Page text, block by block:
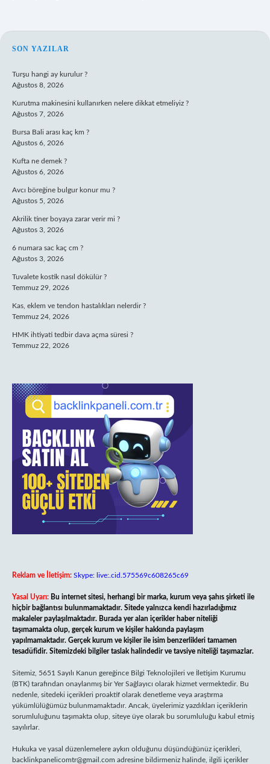
SIDEBAR
SON YAZILAR
Turşu hangi ay kurulur ?
Ağustos 8, 2026
Kurutma makinesini kullanırken nelere dikkat etmeliyiz ?
Ağustos 7, 2026
Bursa Bali arası kaç km ?
Ağustos 6, 2026
Kufta ne demek ?
Ağustos 6, 2026
Avcı böreğine bulgur konur mu ?
Ağustos 5, 2026
Akrilik tiner boyaya zarar verir mi ?
Ağustos 3, 2026
6 numara sac kaç cm ?
Ağustos 3, 2026
Tuvalete kostik nasıl dökülür ?
Temmuz 29, 2026
Kas, eklem ve tendon hastalıkları nelerdir ?
Temmuz 24, 2026
HMK ihtiyati tedbir dava açma süresi ?
Temmuz 22, 2026
Reklam ve İletişim: Skype: live:.cid.575569c608265c69
Yasal Uyarı: Bu internet sitesi, herhangi bir marka, kurum veya şahıs şirketi ile
hiçbir bağlantısı bulunmamaktadır. Sitede yalnızca kendi hazırladığımız
makaleler paylaşılmaktadır. Burada yer alan içerikler haber niteliği
taşımamakta olup, gerçek kurum ve kişiler hakkında paylaşım
yapılmamaktadır. Gerçek kurum ve kişiler ile isim benzerlikleri tamamen
tesadüfidir. Sitemizdeki bilgiler taslak halindedir ve tavsiye niteliği taşımazlar.
Sitemiz, 5651 Sayılı Kanun gereğince Bilgi Teknolojileri ve İletişim Kurumu
(BTK) tarafından onaylanmış bir Yer Sağlayıcı olarak hizmet vermektedir. Bu
nedenle, sitedeki içerikleri proaktif olarak denetleme veya araştırma
yükümlülüğümüz bulunmamaktadır. Ancak, üyelerimiz yazdıkları içeriklerin
sorumluluğunu taşımakta olup, siteye üye olarak bu sorumluluğu kabul etmiş
sayılırlar.
Hukuka ve yasal düzenlemelere aykırı olduğunu düşündüğünüz içerikleri,
backlinkpanelicomtr@gmail.com adresine bildirmeniz halinde, ilgili içerikler